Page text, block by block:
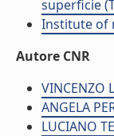
superficie
Institute of
Autore CNR
VINCENZO
ANGELA
LUCIANO